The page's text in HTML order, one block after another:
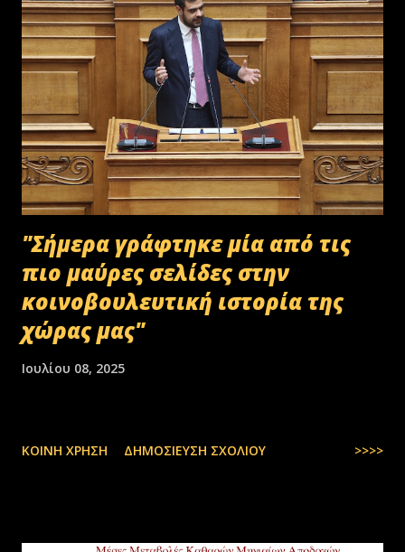
Μακεδονίας-Θράκης και ολοκληρώθηκε με το υπ.αρ.πρωτ.
23412/02-07-2025 έγγραφο της ΑΑΔΕ και το από 10-07-2025
πρωτόκολλο παράδοσης υλικών μεταξύ της ΑΑΔΕ-Γενική Δ/νση
Τελωνείων-Τμήμα Διαχείρισης Δημόσιου Υλικού και της
συνεργαζόμενης με αυτήν εταιρείας ανακύκλωσης. Διευκρινίζεται ότι
στο αρχείο αυτό δεν συμπεριλαμβάνονταν αρχειακό υλικό που είχε
κοινοποιηθεί ότι ελέγχεται και στο ψηφιακό αρχείο του ΟΠΕΚΕΠ...
"Σήμερα γράφτηκε μία από τις
πιο μαύρες σελίδες στην
κοινοβουλευτική ιστορία της
χώρας μας"
Ιουλίου 08, 2025
ΚΟΙΝΉ ΧΡΉΣΗ ΔΗΜΟΣΊΕΥΣΗ ΣΧΟΛΊΟΥ >>>>